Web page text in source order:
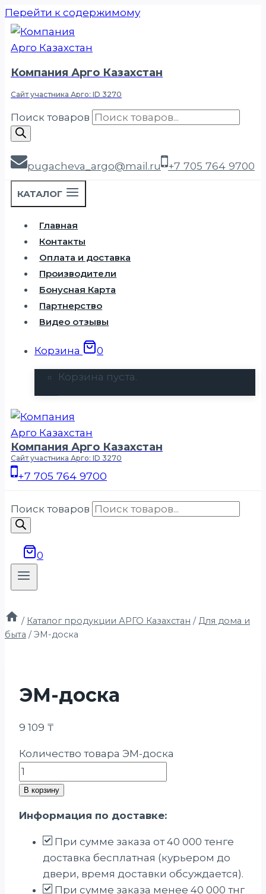
Перейти к содержимому
Компания Арго Казахстан
Сайт участника Арго: ID 3270
Поиск товаров
pugacheva_argo@mail.ru +7 705 764 9700
КАТАЛОГ
Главная
Контакты
Оплата и доставка
Производители
Бонусная Карта
Партнерство
Видео отзывы
Корзина 0
Корзина пуста.
Компания Арго Казахстан
Сайт участника Арго: ID 3270
+7 705 764 9700
Поиск товаров
0
/ Каталог продукции АРГО Казахстан / Для дома и
быта / ЭМ-доска
ЭМ-доска
9 109 ₸
Количество товара ЭМ-доска
В корзину
Информация по доставке:
При сумме заказа от 40 000 тенге
доставка бесплатная (курьером до
двери, время доставки обсуждается).
При сумме заказа менее 40 000 тнг